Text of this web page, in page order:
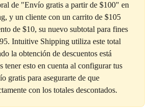
de "Envío gratis a partir de $100" en
y un cliente con un carrito de $105
de $10, su nuevo subtotal para fines
Intuitive Shipping utiliza este total
la obtención de descuentos está
tener esto en cuenta al configurar tus
gratis para asegurarte de que
con los totales descontados.